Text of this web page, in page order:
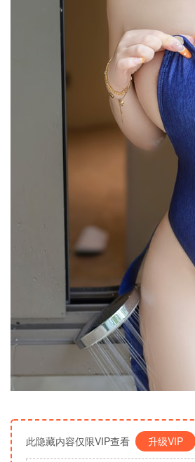
此隐藏内容仅限VIP查看 升级VIP